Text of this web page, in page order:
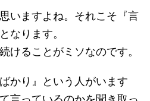
いますよね。それこそ『言
なります。
けることがミソなのです。
かり』という人がいます